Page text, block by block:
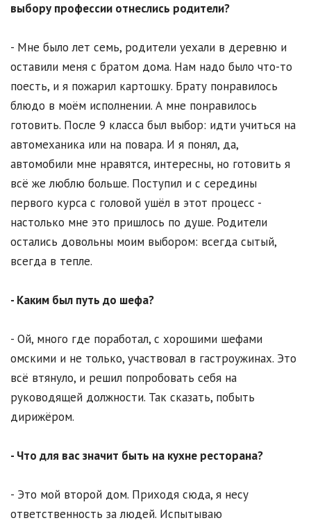
выбору профессии отнеслись родители?
- Мне было лет семь, родители уехали в деревню и
оставили меня с братом дома. Нам надо было что-то
поесть, и я пожарил картошку. Брату понравилось
блюдо в моём исполнении. А мне понравилось
готовить. После 9 класса был выбор: идти учиться на
автомеханика или на повара. И я понял, да,
автомобили мне нравятся, интересны, но готовить я
всё же люблю больше. Поступил и с середины
первого курса с головой ушёл в этот процесс -
настолько мне это пришлось по душе. Родители
остались довольны моим выбором: всегда сытый,
всегда в тепле.
- Каким был путь до шефа?
- Ой, много где поработал, с хорошими шефами
омскими и не только, участвовал в гастроужинах. Это
всё втянуло, и решил попробовать себя на
руководящей должности. Так сказать, побыть
дирижёром.
- Что для вас значит быть на кухне ресторана?
- Это мой второй дом. Приходя сюда, я несу
ответственность за людей. Испытываю